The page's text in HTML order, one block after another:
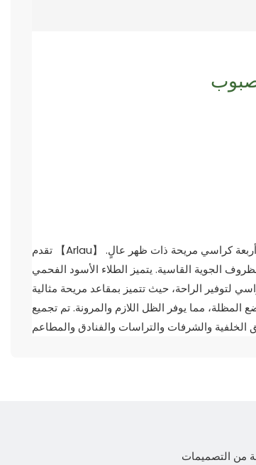
تقدم 【Arlau】 طقم طعام عصري من الألومنيوم المصبوب للباحات، يتألف من طاولة دائرية بقطر 46 بوصة وأربعة كراسي مريحة ذات ظهر عالٍ.
الجوية القاسية. يتميز الطلاء الأسود الفحمي
لتوفير الراحة، حيث تتميز بمقاعد مريحة مثالية
مما يوفر الظل اللازم والمرونة. تم تجميع
من التصميمات